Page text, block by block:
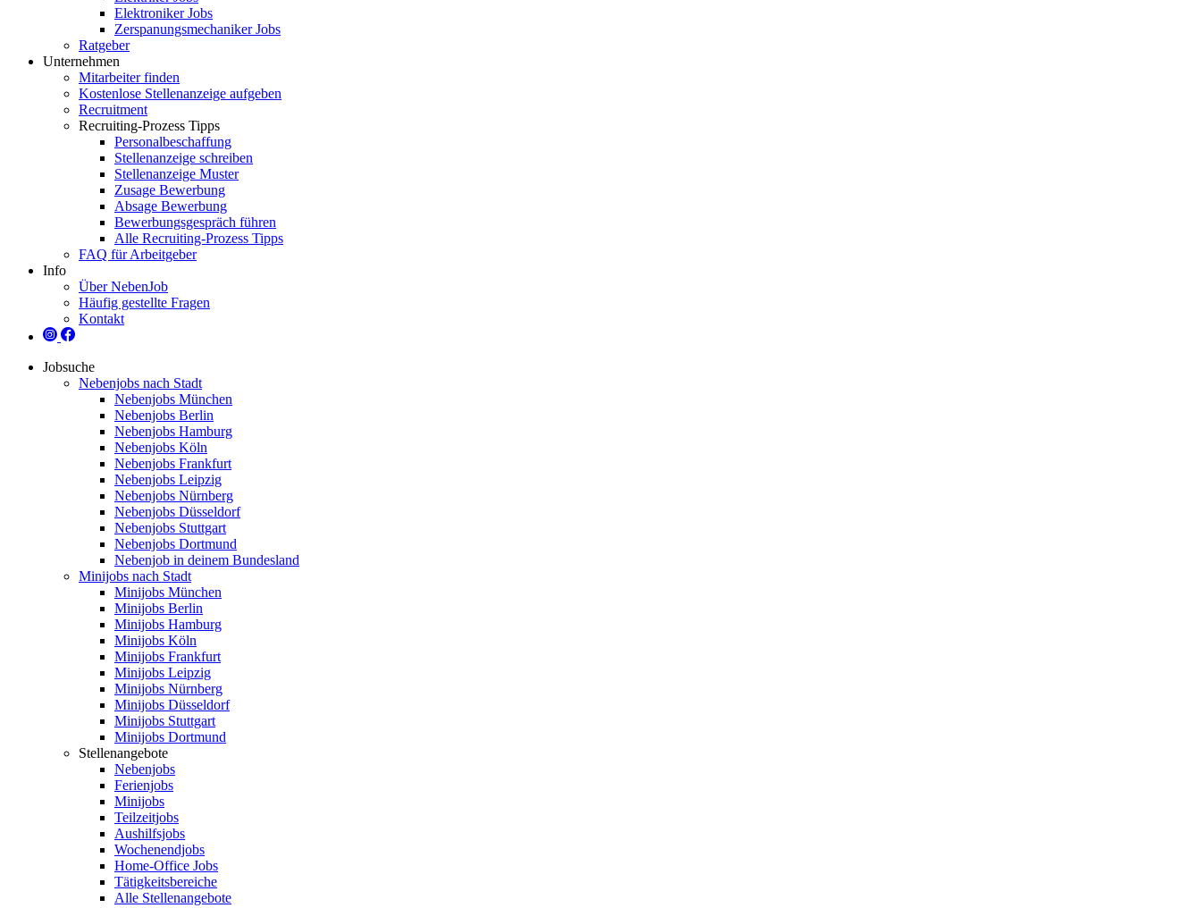
Elektroniker Jobs
Zerspanungsmechaniker Jobs
Ratgeber
Unternehmen
Mitarbeiter finden
Kostenlose Stellenanzeige aufgeben
Recruitment
Recruiting-Prozess Tipps
Personalbeschaffung
Stellenanzeige schreiben
Stellenanzeige Muster
Zusage Bewerbung
Absage Bewerbung
Bewerbungsgespräch führen
Alle Recruiting-Prozess Tipps
FAQ für Arbeitgeber
Info
Über NebenJob
Häufig gestellte Fragen
Kontakt
Jobsuche
Nebenjobs nach Stadt
Nebenjobs München
Nebenjobs Berlin
Nebenjobs Hamburg
Nebenjobs Köln
Nebenjobs Frankfurt
Nebenjobs Leipzig
Nebenjobs Nürnberg
Nebenjobs Düsseldorf
Nebenjobs Stuttgart
Nebenjobs Dortmund
Nebenjob in deinem Bundesland
Minijobs nach Stadt
Minijobs München
Minijobs Berlin
Minijobs Hamburg
Minijobs Köln
Minijobs Frankfurt
Minijobs Leipzig
Minijobs Nürnberg
Minijobs Düsseldorf
Minijobs Stuttgart
Minijobs Dortmund
Stellenangebote
Nebenjobs
Ferienjobs
Minijobs
Teilzeitjobs
Aushilfsjobs
Wochenendjobs
Home-Office Jobs
Tätigkeitsbereiche
Alle Stellenangebote